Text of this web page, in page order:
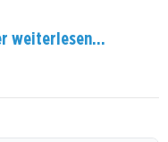
weiterlesen...